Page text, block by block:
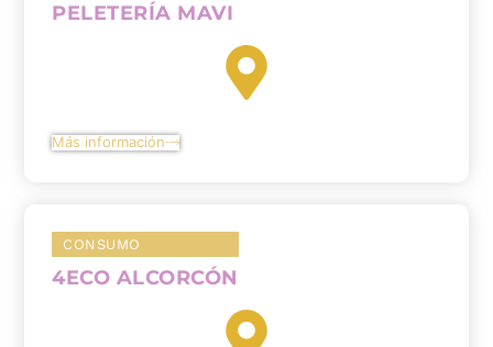
PELETERÍA MAVI
Más información
CONSUMO
4ECO ALCORCÓN